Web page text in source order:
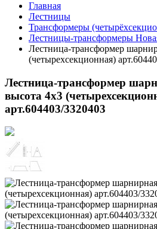
Главная
Лестницы
Трансформеры
Лестницы-трансформеры
Лестница-трансформер
(четырехсекционная)
Лестница-трансформер
высота 4х3
арт.604403/3320403